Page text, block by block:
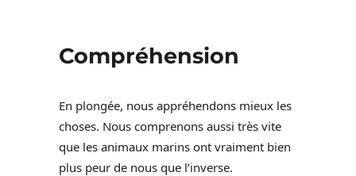
Compréhension
En plongée, nous appréhendons mieux les
choses. Nous comprenons aussi très vite
que les animaux marins ont vraiment bien
plus peur de nous que l’inverse.